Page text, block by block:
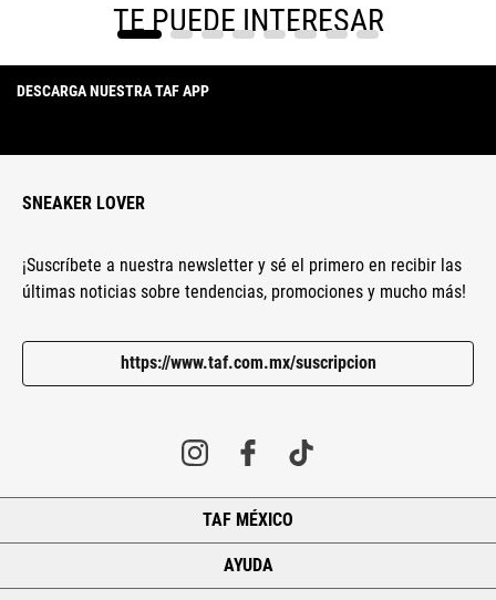
TE PUEDE INTERESAR
DESCARGA NUESTRA TAF APP
SNEAKER LOVER
¡Suscríbete a nuestra newsletter y sé el primero en recibir las
últimas noticias sobre tendencias, promociones y mucho más!
https://www.taf.com.mx/suscripcion
TAF MÉXICO
AYUDA